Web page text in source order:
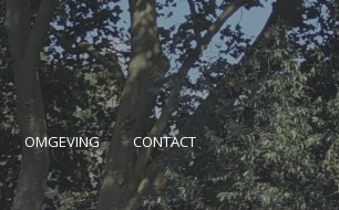
OMGEVING CONTACT